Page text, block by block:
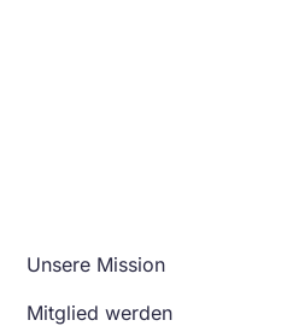
Unsere Mission
Mitglied werden